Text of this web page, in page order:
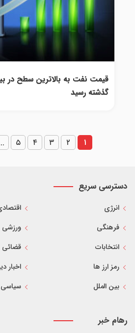
قیمت نفت به بالاترین سطح در
گذشته رسید
۱ ۲ ۳ ۴ ۵
دسترسی سریع
انرژی
فرهنگی
ورزشی
انتخابات
قضائی
رمز ارز ها
اخبار
بین الملل
سیاسی
رهام خبر